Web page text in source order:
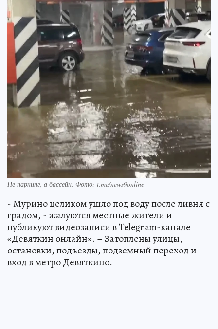
Не паркинг, а бассейн. Фото: t.me/news9online
- Мурино целиком ушло под воду после ливня с
градом, - жалуются местные жители и
публикуют видеозаписи в Telegram-канале
«Девяткин онлайн». – Затоплены улицы,
остановки, подъезды, подземный переход и
вход в метро Девяткино.